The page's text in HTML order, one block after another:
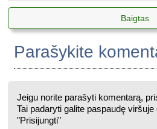
Baigtas
Parašykite